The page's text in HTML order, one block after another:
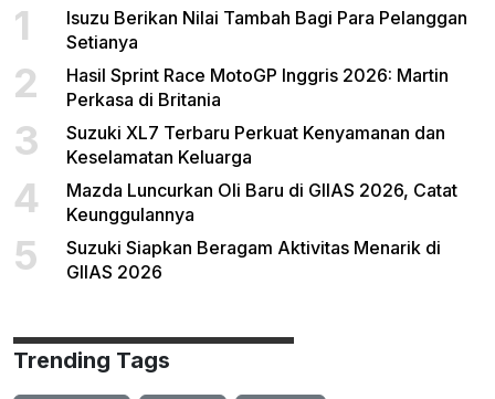
1
Isuzu Berikan Nilai Tambah Bagi Para Pelanggan
Setianya
2
Hasil Sprint Race MotoGP Inggris 2026: Martin
Perkasa di Britania
3
Suzuki XL7 Terbaru Perkuat Kenyamanan dan
Keselamatan Keluarga
4
Mazda Luncurkan Oli Baru di GIIAS 2026, Catat
Keunggulannya
5
Suzuki Siapkan Beragam Aktivitas Menarik di
GIIAS 2026
Trending Tags